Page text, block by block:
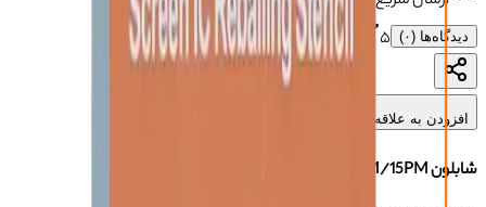
دیدگاه‌ها (۰) ۵
افزودن به علاقه‌مندی‌ها
شابلون FIXST IC LCD 12PM/15PM